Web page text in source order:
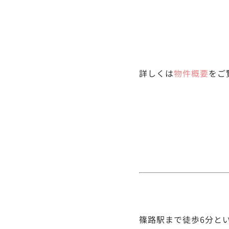
詳しくは物件概要をご
篠路駅まで徒歩6分と